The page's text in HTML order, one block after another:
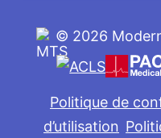
© 2026
Politique de
d’utilisation